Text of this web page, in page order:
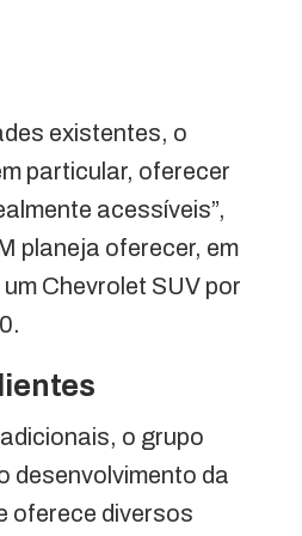
existentes, o
particular, oferecer
acessíveis”,
planeja oferecer, em
Chevrolet SUV por
o grupo
desenvolvimento da
oferece diversos